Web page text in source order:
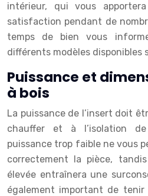
intérieur, qui vous
satisfaction pendant de
temps de bien vous
différents modèles disponibles
Puissance et
à bois
La puissance de l’insert doit
chauffer et à l’isolation
puissance trop faible ne vous
correctement la pièce,
élevée entraînera une
également important de tenir